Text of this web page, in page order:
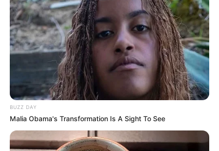
Solteiras noivas casadas
BUZZ DAY
Malia Obama's Transformation Is A Sight To See